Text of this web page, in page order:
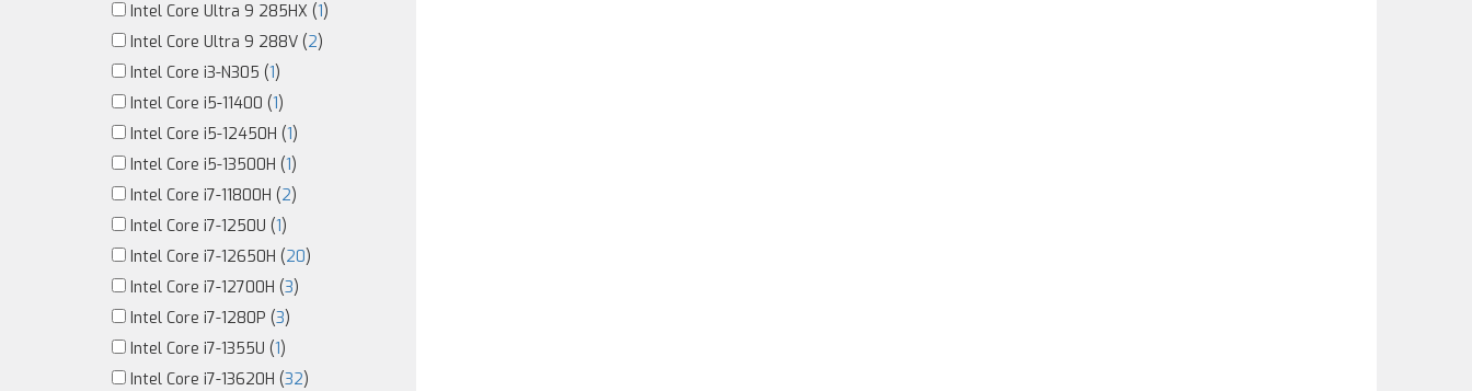
Intel Core Ultra 9 285HX (1)
Intel Core Ultra 9 288V (2)
Intel Core i3-N305 (1)
Intel Core i5-11400 (1)
Intel Core i5-12450H (1)
Intel Core i5-13500H (1)
Intel Core i7-11800H (2)
Intel Core i7-1250U (1)
Intel Core i7-12650H (20)
Intel Core i7-12700H (3)
Intel Core i7-1280P (3)
Intel Core i7-1355U (1)
Intel Core i7-13620H (32)